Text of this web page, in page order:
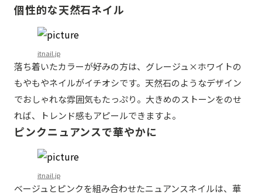
個性的な天然石ネイル
itnail.jp
落ち着いたカラーが好みの方は、グレージュ×ホワイトの
もやもやネイルがイチオシです。天然石のようなデザイン
でおしゃれな雰囲気もたっぷり。大きめのストーンをのせ
れば、トレンド感もアピールできますよ。
ピンクニュアンスで華やかに
itnail.jp
ベージュとピンクを組み合わせたニュアンスネイルは、華